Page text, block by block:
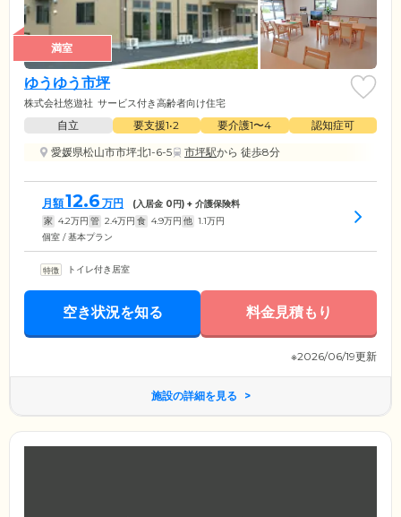
満室
ゆうゆう市坪
株式会社悠遊社 サービス付き高齢者向け住宅
自立 要支援1•2 要介護1〜4
認知症可
愛媛県松山市市坪北1-6-5
市坪駅から 徒歩8分
月額12.6 万円 (入居金 0円) + 介護保険料
家 4.2万円 管 2.4万円 食 4.9万円 他 1.1万円
個室 / 基本プラン
トイレ付き居室
空き状況を知る 料金見積もり
※2026/06/19更新
施設の詳細を見る